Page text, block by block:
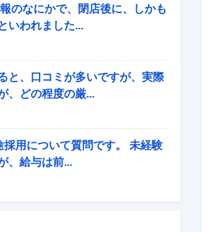
入社理由・入社後ギャップ
新卒採用面接・選考
のなにかで、閉店後に、しかも
いわれました...
と、口コミが多いですが、実際
、どの程度の厳...
採用について質問です。 未経験
、給与は前...